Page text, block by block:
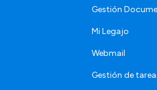
Gestión
Mi Legajo
Webmail
Gestión de